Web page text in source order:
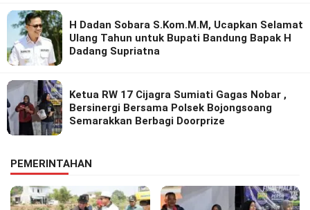
H Dadan Sobara S.Kom.M.M, Ucapkan Selamat
Ulang Tahun untuk Bupati Bandung Bapak H
Dadang Supriatna
Ketua RW 17 Cijagra Sumiati Gagas Nobar ,
Bersinergi Bersama Polsek Bojongsoang
Semarakkan Berbagi Doorprize
PEMERINTAHAN